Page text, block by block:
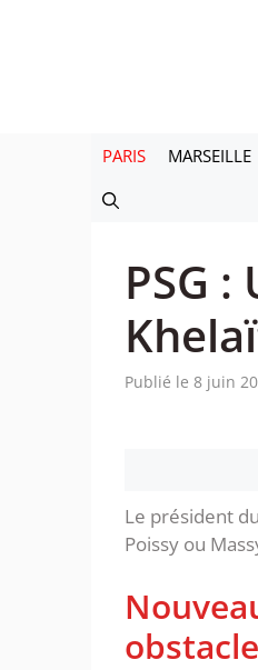
PARIS MARSEILLE
PSG
Publié le 8 juin
Le président
Poissy ou